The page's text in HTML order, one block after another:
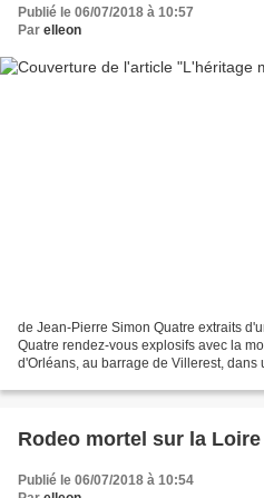
Publié le 06/07/2018 à 10:57
Par elleon
de Jean-Pierre Simon Quatre extraits
Quatre rendez-vous explosifs avec la
d'Orléans, au barrage de Villerest,
Rodeo mortel sur la Loire
Publié le 06/07/2018 à 10:54